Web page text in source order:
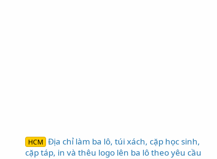
HCM Địa chỉ làm ba lô, túi xách, cặp học sinh,
cặp táp, in và thêu logo lên ba lô theo yêu cầu